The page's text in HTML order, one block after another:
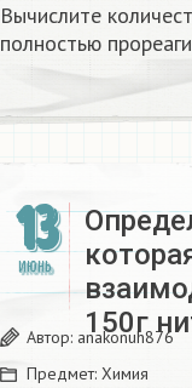
Вычислите
полностью
13
ИЮНЬ
150г
Автор: anakonuh876
Предмет: Химия